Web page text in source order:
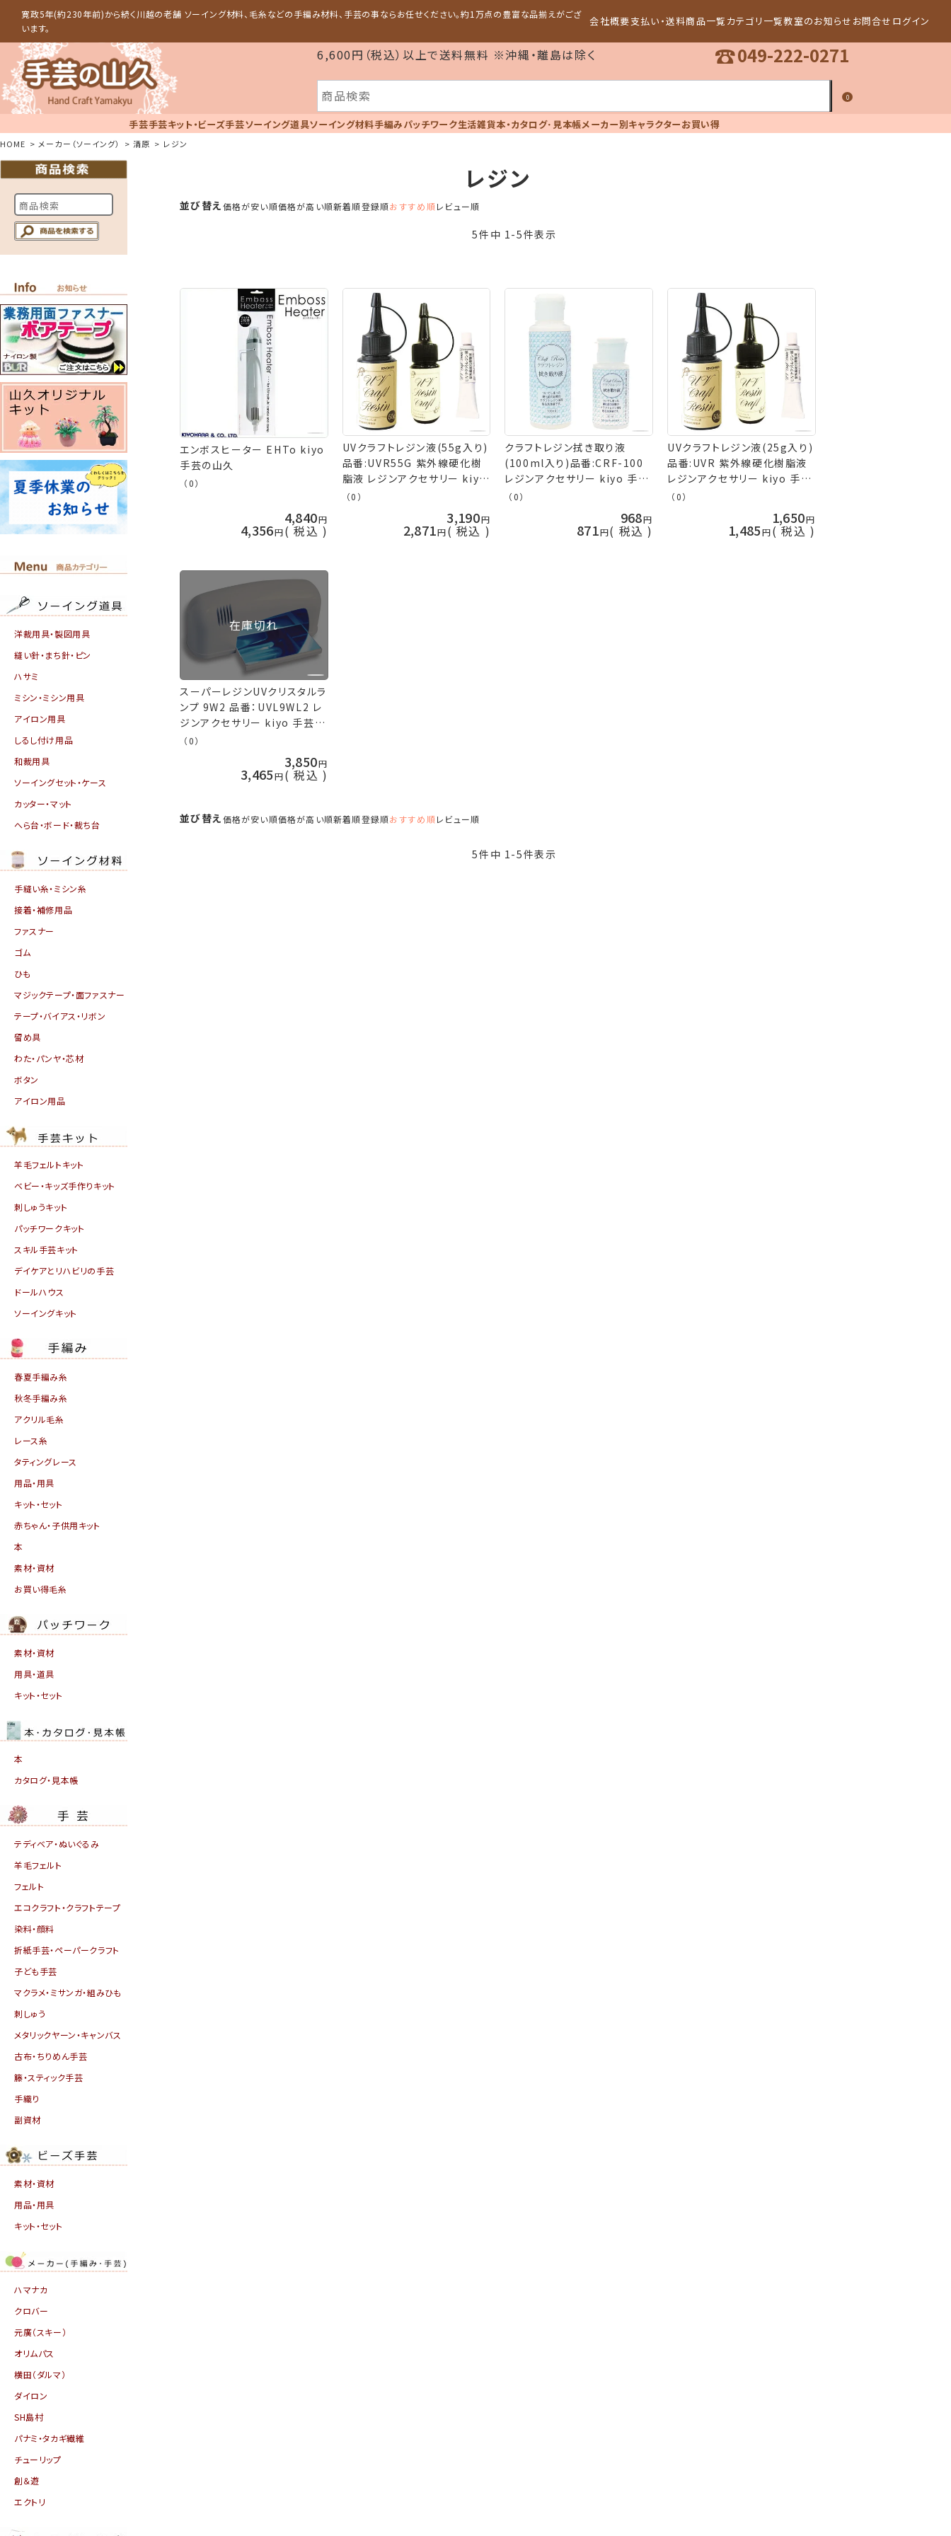
寛政5年(約230年前)から続く川越の老舗 ソーイング材料、毛糸などの手編み材料、手芸の事ならお任せください。約1万点の豊富な品揃えがござ
います。
会社概要支払い・送料商品一覧 カテゴリ一覧教室のお知らせ お問合せ ログイン
6,600円（税込）以上で送料無料 ※沖縄・離島は除く ☎049-222-0271
0
手芸手芸キット・ビーズ手芸ソーイング道具ソーイング材料手編みパッチワーク生活雑貨本・カタログ･見本帳メーカー別キャラクターお買い得
HOME メーカー（ソーイング） 清原 レジン
洋裁用具・製図用具
縫い針・まち針・ピン
ハサミ
ミシン・ミシン用具
アイロン用具
しるし付け用品
和裁用具
ソーイングセット・ケース
カッター・マット
へら台・ボード・裁ち台
手縫い糸・ミシン糸
接着・補修用品
ファスナー
ゴム
ひも
マジックテープ・面ファスナー
テープ・バイアス・リボン
留め具
わた・パンヤ・芯材
ボタン
アイロン用品
羊毛フェルトキット
ベビー・キッズ手作りキット
刺しゅうキット
パッチワークキット
スキル手芸キット
デイケアとリハビリの手芸
ドールハウス
ソーイングキット
春夏手編み糸
秋冬手編み糸
アクリル毛糸
レース糸
タティングレース
用品・用具
キット・セット
赤ちゃん・子供用キット
本
素材・資材
お買い得毛糸
素材・資材
用具・道具
キット・セット
本
カタログ・見本帳
テディベア・ぬいぐるみ
羊毛フェルト
フェルト
エコクラフト・クラフトテープ
染料・顔料
折紙手芸・ペーパークラフト
子ども手芸
マクラメ・ミサンガ・組みひも
刺しゅう
メタリックヤーン・キャンバス
古布・ちりめん手芸
籐・スティック手芸
手織り
副資材
素材・資材
用品・用具
キット・セット
ハマナカ
クロバー
元廣（スキー）
オリムパス
横田（ダルマ）
ダイロン
SH島村
パナミ・タカギ繊維
チューリップ
創＆遊
エクトリ
レジン
並び替え価格が安い順価格が高い順新着順登録順おすすめ順レビュー順
5件中 1 -5件表示
エンボスヒーター EHTo kiyo
手芸の山久
（0）
4,840
4,356 税込
UVクラフトレジン液(55g入り)
品番:UVR55G 紫外線硬化樹
脂液 レジンアクセサリー kiyo
手芸の山久
（0）
3,190
2,871 税込
クラフトレジン拭き取り液
(100ml入り)品番:CRF-100
レジンアクセサリー kiyo 手芸
の山久
（0）
968
871 税込
UVクラフトレジン液(25g入り)
品番:UVR 紫外線硬化樹脂液
レジンアクセサリー kiyo 手芸
の山久
（0）
1,650
1,485 税込
在庫切れ
スーパーレジンUVクリスタルラ
ンプ 9W2 品番：UVL9WL2 レ
ジンアクセサリー kiyo 手芸の
山久
（0）
3,850
3,465 税込
並び替え価格が安い順価格が高い順新着順登録順おすすめ順レビュー順
5件中 1-5件表示